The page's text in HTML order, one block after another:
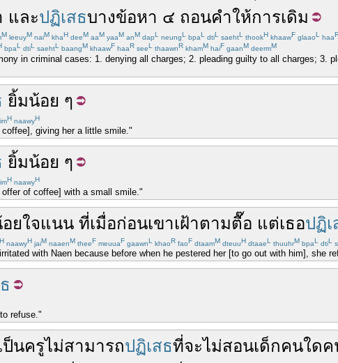
และปฏิเสธบางข้อหา ๔ ถอนคำให้การเดิม
M leeuyM naiM khaH deeM aaM yaaM anM dapL neungL bpaL dtiL saehtL thookH khaawF glaaoL haa
bpaL dtiL saehtL baangM khaawF haaR seeL thaawnR khamM haiF gaanM deermM
in criminal cases: 1. denying all charges; 2. pleading guilty to all charges; 3.
ยิ้มน้อย ๆ
H naawyH
giving her a little smile."
ยิ้มน้อย ๆ
H naawyH
of coffee] with a small smile."
ยใจแนน ที่เมื่อก่อนเขาเฝ้าตามตื๊อ แต่เธอปฏิเ
H naawyH jaiM naaenM theeF meuuaF gaawnL khaoR faoF dtaamM dteuuH dtaaeL thuuhrM bpaL dtiL
with Naen because before when he pestered her [to go out with him], she
refuse."
ป็นครูไม่สามารถปฏิเสธที่จะไม่สอนเด็กคนใด